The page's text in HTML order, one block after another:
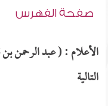
صفحة الفهرس
الأعلام : ( عبد الرحمن
التالية